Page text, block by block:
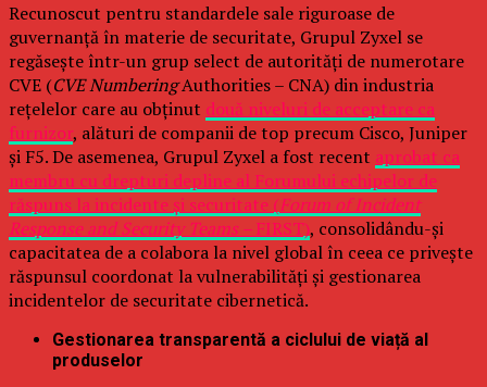
Recunoscut pentru standardele sale riguroase de
guvernanță în materie de securitate, Grupul Zyxel se
regăsește într-un grup select de autorități de numerotare
CVE (CVE NumberingAuthorities – CNA) din industria
rețelelor care au obținut două niveluri de acceptare ca
furnizor, alături de companii de top precum Cisco, Juniper
și F5. De asemenea, Grupul Zyxel a fost recent aprobat ca
membru cu drepturi depline al Forumului echipelor de
răspuns la incidente și securitate (Forum of Incident
Response and Security Teams –FIRST), consolidându-și
capacitatea de a colabora la nivel global în ceea ce privește
răspunsul coordonat la vulnerabilități și gestionarea
incidentelor de securitate cibernetică.
Gestionarea transparentă a ciclului de viață al
produselor